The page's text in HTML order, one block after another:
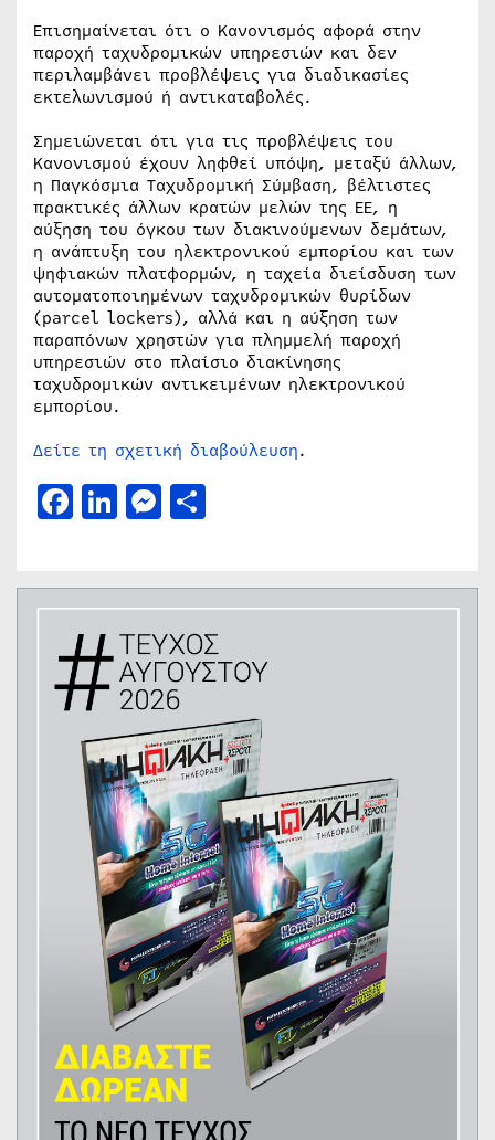
Επισημαίνεται ότι ο Κανονισμός αφορά στην
παροχή ταχυδρομικών υπηρεσιών και δεν
περιλαμβάνει προβλέψεις για διαδικασίες
εκτελωνισμού ή αντικαταβολές.
Σημειώνεται ότι για τις προβλέψεις του
Κανονισμού έχουν ληφθεί υπόψη, μεταξύ άλλων,
η Παγκόσμια Ταχυδρομική Σύμβαση, βέλτιστες
πρακτικές άλλων κρατών μελών της ΕΕ, η
αύξηση του όγκου των διακινούμενων δεμάτων,
η ανάπτυξη του ηλεκτρονικού εμπορίου και των
ψηφιακών πλατφορμών, η ταχεία διείσδυση των
αυτοματοποιημένων ταχυδρομικών θυρίδων
(parcel lockers), αλλά και η αύξηση των
παραπόνων χρηστών για πλημμελή παροχή
υπηρεσιών στο πλαίσιο διακίνησης
ταχυδρομικών αντικειμένων ηλεκτρονικού
εμπορίου.
Δείτε τη σχετική διαβούλευση.
Facebook
LinkedIn
Messenger